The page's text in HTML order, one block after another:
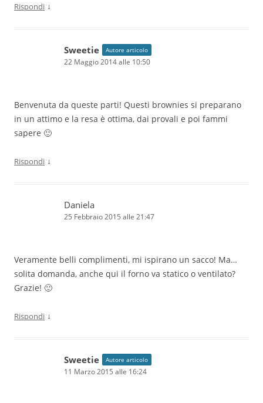
Rispondi ↓
Sweetie Autore articolo
22 Maggio 2014 alle 10:50
Benvenuta da queste parti! Questi brownies si preparano
in un attimo e la resa è ottima, dai provali e poi fammi
sapere 🙂
Rispondi ↓
Daniela
25 Febbraio 2015 alle 21:47
Veramente belli complimenti, mi ispirano un sacco! Ma…
solita domanda, anche qui il forno va statico o ventilato?
Grazie! 🙂
Rispondi ↓
Sweetie Autore articolo
11 Marzo 2015 alle 16:24